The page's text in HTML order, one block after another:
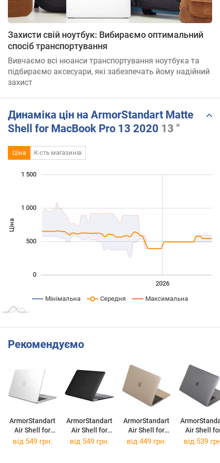
Захисти свій ноутбук: Вибираємо оптимальний
спосіб транспортування
Вивчаємо всі нюанси транспортування ноутбука та
підбираємо аксесуари, які забезпечать йому надійний
захист
Динаміка цін на ArmorStandart Matte
Shell for MacBook Pro 13 2020 13 "
Ціна К-сть магазинів
Ціна
0
1 500
1 000
500
2026
Мінімальна Середня Максимальна
Рекомендуємо
ArmorStandart
Air Shell for
MacBook Air 13
ArmorStandart
Air Shell for
MacBook Pro
ArmorStandart
Air Shell for
MacBook Air 13
Air Shell
MacBook
від 549 грн. від 549 грн. від 449 грн. від 539